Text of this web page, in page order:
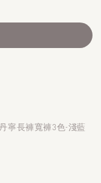
寧長褲寬褲3色-淺藍